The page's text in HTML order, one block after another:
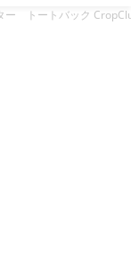
ー トートバック